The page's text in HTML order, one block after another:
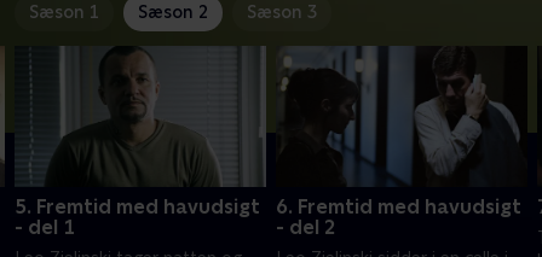
Sæson 1 Sæson 2 Sæson 3
5. Fremtid med havudsigt
- del 1
6. Fremtid med havudsigt
- del 2